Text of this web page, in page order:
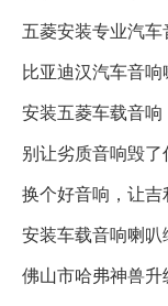
五菱安装专业汽
比亚迪汉汽车音
安装五菱车载音
别让劣质音响毁
换个好音响，让
安装车载音响喇叭
佛山市哈弗神兽